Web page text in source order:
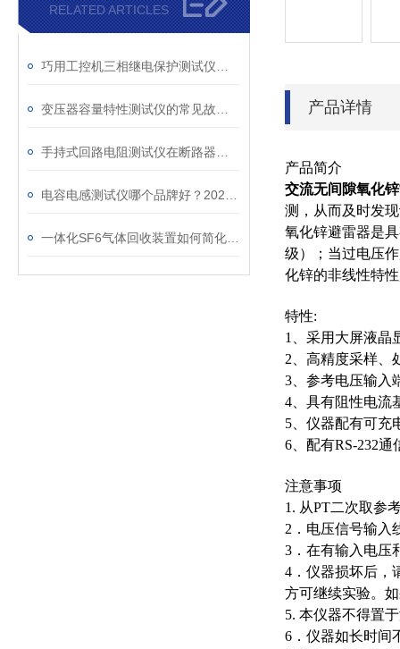
RELATED ARTICLES
产品详情
产品简介
交流无间隙氧化
测，从而及时发
氧化锌避雷器是
级）；当过电压
化锌的非线性特
特性:
1、采用大屏液晶
2、高精度采样、
3、参考电压输入
4、具有阻性电流
5、仪器配有可充
6、配有RS-232
注意事项
1. 从PT二次取参
2．电压信号输入
3．在有输入电压
4．仪器损坏后，
方可继续实验。
5. 本仪器不得置
6．仪器如长时间